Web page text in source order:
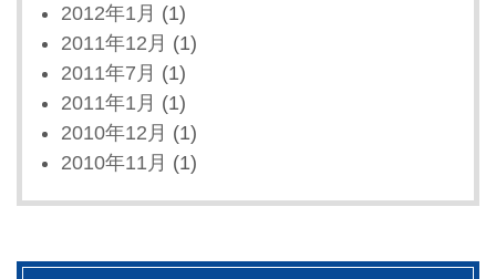
2012年1月 (1)
2011年12月 (1)
2011年7月 (1)
2011年1月 (1)
2010年12月 (1)
2010年11月 (1)